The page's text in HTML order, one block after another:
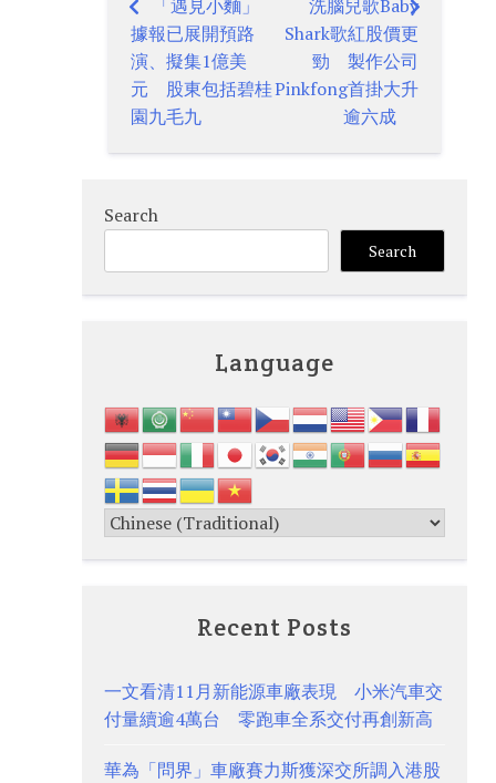
Post
navigation
「遇見小麵」
據報已展開預路
演、擬集1億美
元 股東包括碧桂
園九毛九
洗腦兒歌Baby
Shark歌紅股價更
勁 製作公司
Pinkfong首掛大升
逾六成
Search
Search
Language
Recent Posts
一文看清11月新能源車廠表現 小米汽車交
付量續逾4萬台 零跑車全系交付再創新高
華為「問界」車廠賽力斯獲深交所調入港股